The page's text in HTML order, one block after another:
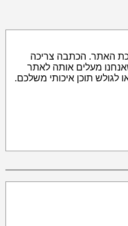
האתר. הכתבה צריכה
מעלים אותה לאתר
לגולש תוכן איכותי משלכם.